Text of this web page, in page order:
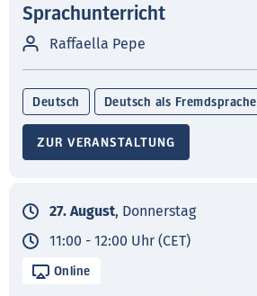
Sprachunterricht
Raffaella Pepe
Deutsch Deutsch als Fremdsprache
ZUR VERANSTALTUNG
27. August, Donnerstag
11:00 - 12:00 Uhr (CET)
Online